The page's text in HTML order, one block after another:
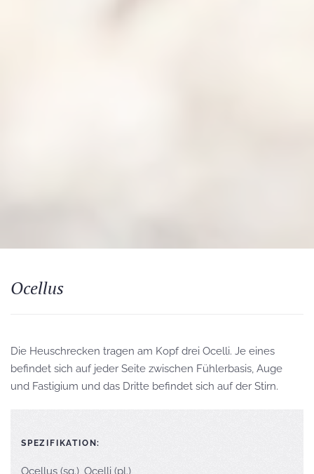
Ocellus
Die Heuschrecken tragen am Kopf drei Ocelli. Je eines
befindet sich auf jeder Seite zwischen Fühlerbasis, Auge
und Fastigium und das Dritte befindet sich auf der Stirn.
SPEZIFIKATION:
Ocellus (sg.), Ocelli (pl.)